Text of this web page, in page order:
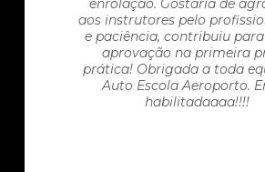
enrolação. Gostaria de
aos instrutores pelo
e paciência, contribuiu
aprovação na primeira
prática! Obrigada a toda
Auto Escola Aeroporto.
habilitadaaaa!!!!